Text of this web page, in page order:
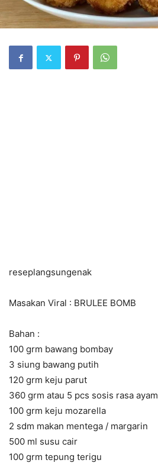
reseplangsungenak
Masakan Viral : BRULEE BOMB
Bahan :
100 grm bawang bombay
3 siung bawang putih
120 grm keju parut
360 grm atau 5 pcs sosis rasa ayam
100 grm keju mozarella
2 sdm makan mentega / margarin
500 ml susu cair
100 grm tepung terigu